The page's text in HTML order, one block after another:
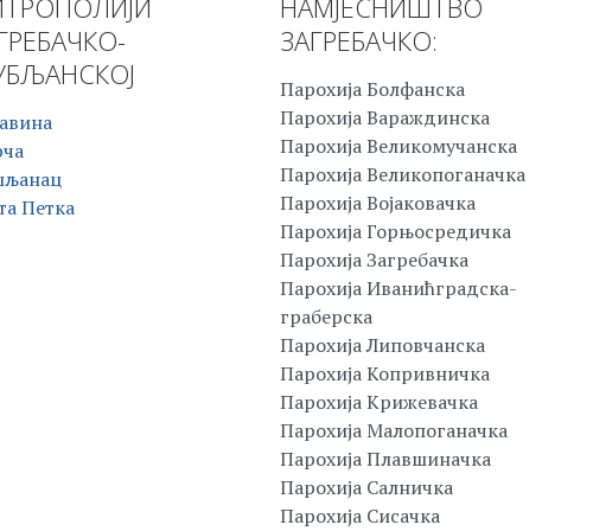
Петка
НАМЈЕСНИШТВО
ЗАГРЕБАЧКО:
Парохија Болфанска
Парохија Вараждинска
Парохија Великомучанска
Парохија Великопоганачка
Парохија Војаковачка
Парохија Горњосредичка
Парохија Загребачка
Парохија Иванићградска-
граберска
Парохија Липовчанска
Парохија Копривничка
Парохија Крижевачка
Парохија Малопоганачка
Парохија Плавшиначка
Парохија Салничка
Парохија Сисачка